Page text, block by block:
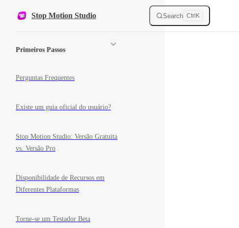
Skip to content
Stop Motion Studio Search Ctrl K
Primeiros Passos
Perguntas Frequentes
Existe um guia oficial do usuário?
Stop Motion Studio: Versão Gratuita
vs. Versão Pro
Disponibilidade de Recursos em
Diferentes Plataformas
Torne-se um Testador Beta